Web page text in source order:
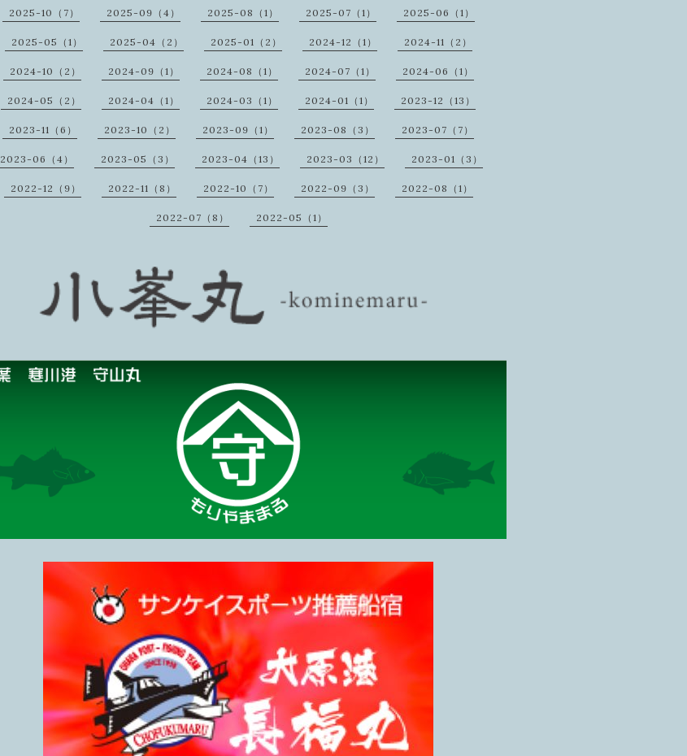
2025-10（7） 2025-09（4） 2025-08（1） 2025-07（1） 2025-06（1）
2025-05（1） 2025-04（2） 2025-01（2） 2024-12（1） 2024-11（2）
2024-10（2） 2024-09（1） 2024-08（1） 2024-07（1） 2024-06（1）
2024-05（2） 2024-04（1） 2024-03（1） 2024-01（1） 2023-12（13）
2023-11（6） 2023-10（2） 2023-09（1） 2023-08（3） 2023-07（7）
2023-06（4） 2023-05（3） 2023-04（13） 2023-03（12） 2023-01（3）
2022-12（9） 2022-11（8） 2022-10（7） 2022-09（3） 2022-08（1）
2022-07（8） 2022-05（1）